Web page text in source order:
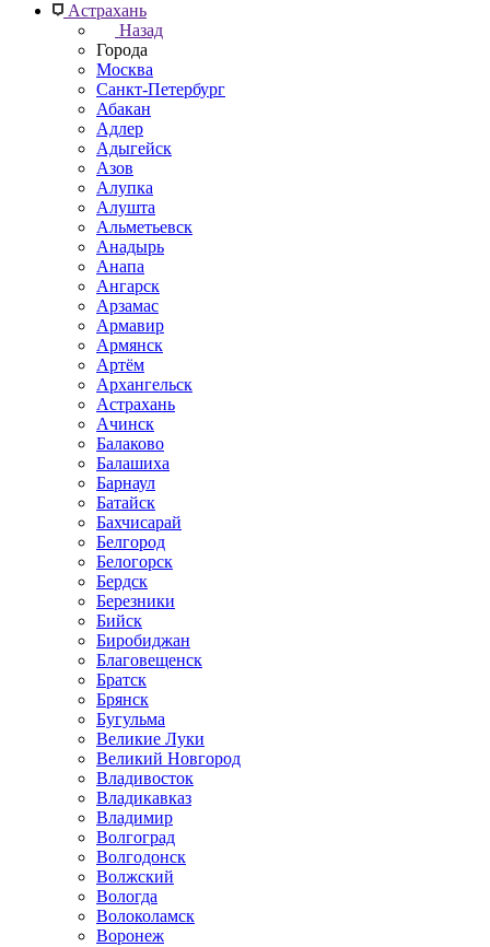
Астрахань
Назад
Города
Москва
Санкт-Петербург
Абакан
Адлер
Адыгейск
Азов
Алупка
Алушта
Альметьевск
Анадырь
Анапа
Ангарск
Арзамас
Армавир
Армянск
Артём
Архангельск
Астрахань
Ачинск
Балаково
Балашиха
Барнаул
Батайск
Бахчисарай
Белгород
Белогорск
Бердск
Березники
Бийск
Биробиджан
Благовещенск
Братск
Брянск
Бугульма
Великие Луки
Великий Новгород
Владивосток
Владикавказ
Владимир
Волгоград
Волгодонск
Волжский
Вологда
Волоколамск
Воронеж